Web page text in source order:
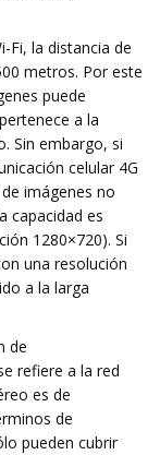
Fi, la distancia de
metros. Por este
puede
a la
Sin embargo, si
celular 4G
imágenes no
capacidad es
1280×720). Si
una resolución
a la larga
de
refiere a la red
es de
de
pueden cubrir